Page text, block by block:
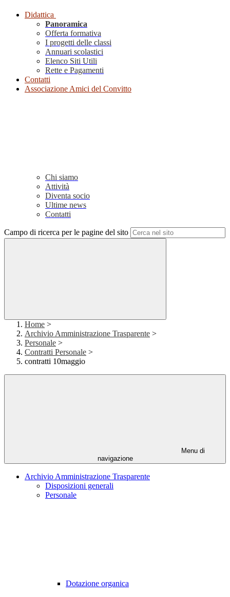
Didattica
Panoramica
Offerta formativa
I progetti delle classi
Annuari scolastici
Elenco Siti Utili
Rette e Pagamenti
Contatti
Associazione Amici del Convitto
Chi siamo
Attività
Diventa socio
Ultime news
Contatti
Campo di ricerca per le pagine del sito
Home >
Archivio Amministrazione Trasparente >
Personale >
Contratti Personale >
contratti 10maggio
Menu di
navigazione
Archivio Amministrazione Trasparente
Disposizioni generali
Personale
Dotazione organica